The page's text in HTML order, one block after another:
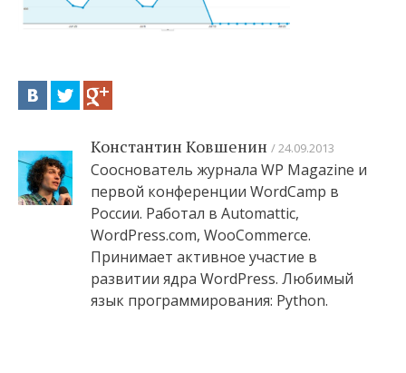
Константин Ковшенин 24.09.2013
Сооснователь журнала WP Magazine и
первой конференции WordCamp в
России. Работал в Automattic,
WordPress.com, WooCommerce.
Принимает активное участие в
развитии ядра WordPress. Любимый
язык программирования: Python.